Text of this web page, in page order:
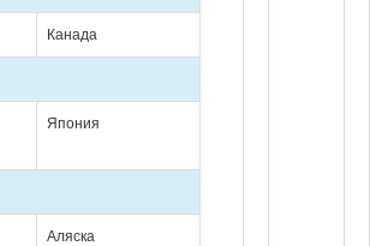
Канада
Япония
Аляска